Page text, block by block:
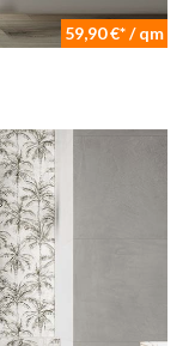
59,90 €* / qm